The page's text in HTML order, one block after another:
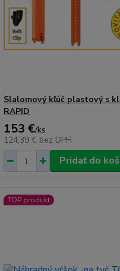
Slalomový kľúč plastový s
RAPID
153 €/ks
124,39 € bez DPH
Pridať do
TOP produkt